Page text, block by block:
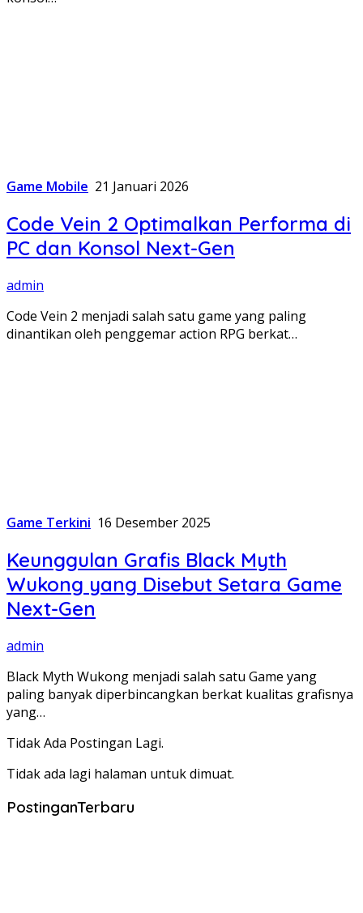
Game Mobile 21 Januari 2026
Code Vein 2 Optimalkan Performa di
PC dan Konsol Next-Gen
admin
Code Vein 2 menjadi salah satu game yang paling
dinantikan oleh penggemar action RPG berkat…
Game Terkini 16 Desember 2025
Keunggulan Grafis Black Myth
Wukong yang Disebut Setara Game
Next-Gen
admin
Black Myth Wukong menjadi salah satu Game yang
paling banyak diperbincangkan berkat kualitas grafisnya
yang…
Tidak Ada Postingan Lagi.
Tidak ada lagi halaman untuk dimuat.
PostinganTerbaru